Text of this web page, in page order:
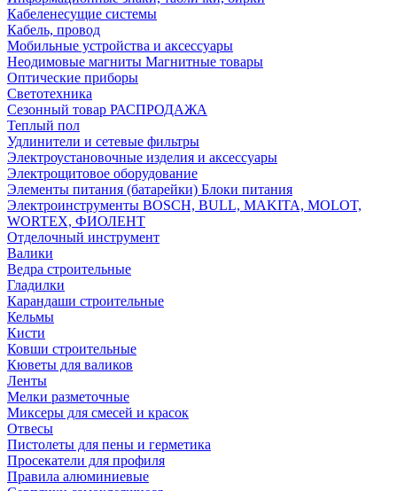
Кабеленесущие системы
Кабель, провод
Мобильные устройства и аксессуары
Неодимовые магниты Магнитные товары
Оптические приборы
Светотехника
Сезонный товар РАСПРОДАЖА
Теплый пол
Удлинители и сетевые фильтры
Электроустановочные изделия и аксессуары
Электрощитовое оборудование
Элементы питания (батарейки) Блоки питания
Электроинструменты BOSCH, BULL, MAKITA, MOLOT,
WORTEX, ФИОЛЕНТ
Отделочный инструмент
Валики
Ведра строительные
Гладилки
Карандаши строительные
Кельмы
Кисти
Ковши строительные
Кюветы для валиков
Ленты
Мелки разметочные
Миксеры для смесей и красок
Отвесы
Пистолеты для пены и герметика
Просекатели для профиля
Правила алюминиевые